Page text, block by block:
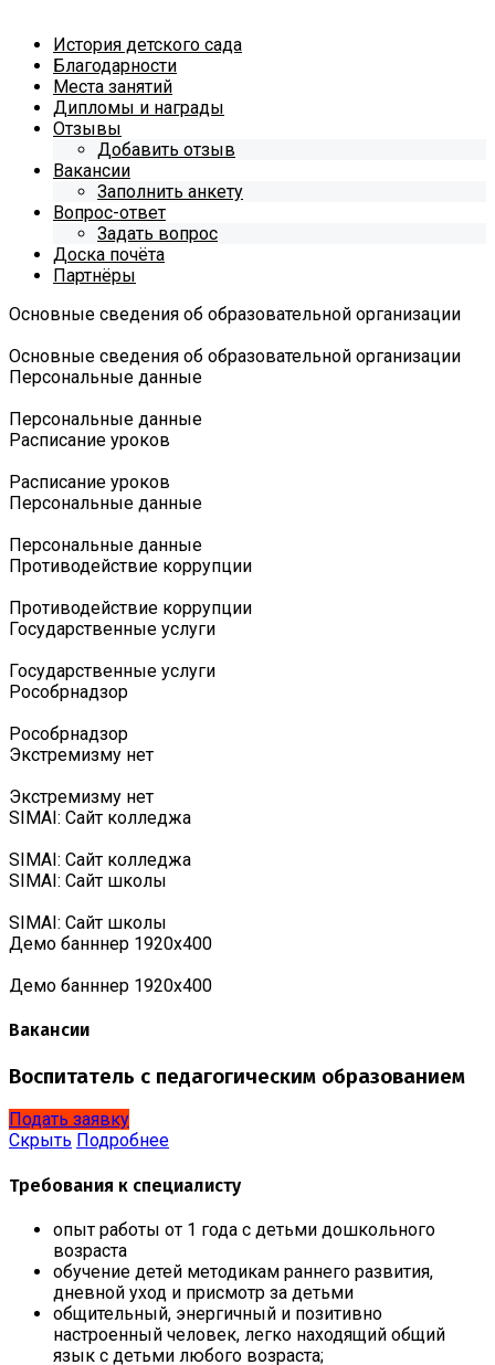
История детского сада
Благодарности
Места занятий
Дипломы и награды
Отзывы
Добавить отзыв
Вакансии
Заполнить анкету
Вопрос-ответ
Задать вопрос
Доска почёта
Партнёры
Основные сведения об образовательной организации
Основные сведения об образовательной организации
Персональные данные
Персональные данные
Расписание уроков
Расписание уроков
Персональные данные
Персональные данные
Противодействие коррупции
Противодействие коррупции
Государственные услуги
Государственные услуги
Роcобрнадзор
Роcобрнадзор
Экстремизму нет
Экстремизму нет
SIMAI: Сайт колледжа
SIMAI: Сайт колледжа
SIMAI: Сайт школы
SIMAI: Сайт школы
Демо банннер 1920х400
Демо банннер 1920х400
Вакансии
Воспитатель с педагогическим образованием
Подать заявку
Скрыть Подробнее
Требования к специалисту
опыт работы от 1 года с детьми дошкольного
возраста
обучение детей методикам раннего развития,
дневной уход и присмотр за детьми
общительный, энергичный и позитивно
настроенный человек, легко находящий общий
язык с детьми любого возраста;